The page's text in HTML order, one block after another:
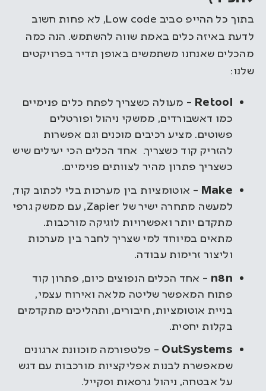
בתוך כל ההייפ סביב Low code, לא פחות חשוב
לדעת באיזה כלים באמת שווה להשתמש. הנה כמה
מהכלים שאנחנו משתמשים באופן תדיר בפרויקטים
שלנו:
Retool – מעולה כשצריך לפתח כלים פנימיים
כמו דאשבורדים, ממשקי ניהול ופורטלים
פשוטים. מציע רכיבים מוכנים וגם אפשרות
להזריק קוד כשצריך. אחד הכלים הכי יעילים שיש
כשצריך פתרון מהיר לצוותים פנימיים.
Make – אוטומציות בין מערכות בלי לכתוב קוד,
למעשה מתחרה ישיר של Zapier, עם ממשק גרפי
מתקדם יותר ואפשרויות לוגיקה מורכבות.
מתאים במיוחד למי שצריך לחבר בין מערכות
וליצור זרימות עבודה.
n8n – אחד הכלים הנפוצים כיום, פתרון קוד
פתוח המאפשר שליטה מלאה ואירוח עצמי,
בניית אוטומציות, חיבורים, ותהליכים מתקדמים
בקלות יחסית.
OutSystems – פלטפורמה מוכוונת ארגונים
שמאפשרת לבנות אפליקציות מורכבות עם דגש
על אבטחה, ניהול גרסאות וסקייל.